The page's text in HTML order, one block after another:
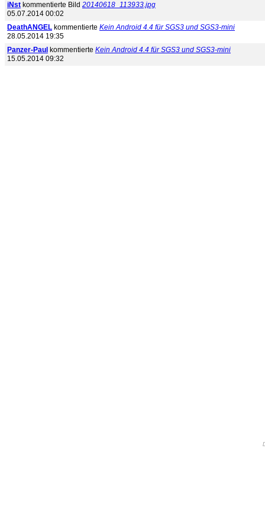
iNst kommentierte Bild 20140618_113933.jpg
05.07.2014 00:02
DeathANGEL kommentierte Kein Android 4.4 für SGS3 und SGS3-mini
28.05.2014 19:35
Panzer-Paul kommentierte Kein Android 4.4 für SGS3 und SGS3-mini
15.05.2014 09:32